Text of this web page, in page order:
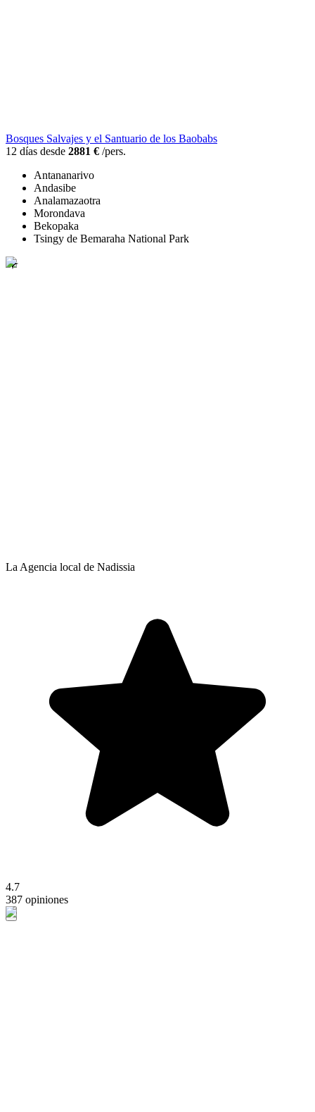
Bosques Salvajes y el Santuario de los Baobabs
12 días desde 2881 € /pers.
Antananarivo
Andasibe
Analamazaotra
Morondava
Bekopaka
Tsingy de Bemaraha National Park
La Agencia local de Nadissia
4.7
387 opiniones